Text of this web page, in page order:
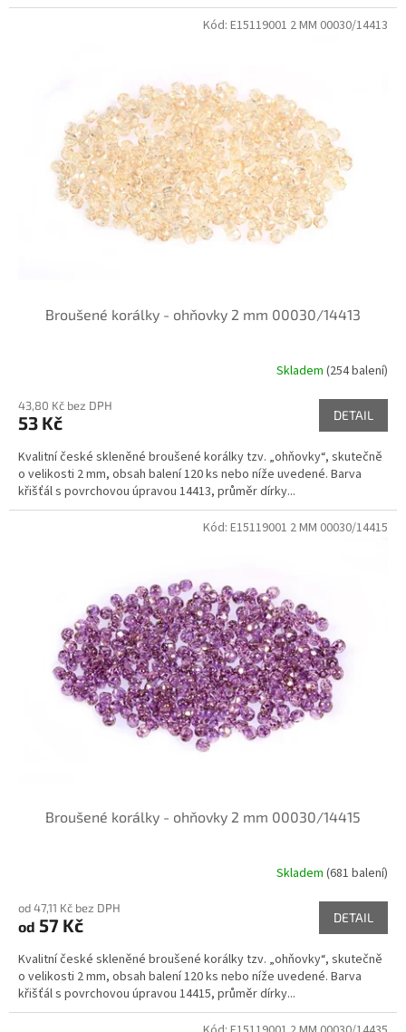
Broušené korálky - ohňovky 2 mm 00030/14413
Skladem (254 balení)
43,80 Kč bez DPH
53 Kč DETAIL
Kvalitní české skleněné broušené korálky tzv. „ohňovky“, skutečně
o velikosti 2 mm, obsah balení 120 ks nebo níže uvedené. Barva
křišťál s povrchovou úpravou 14413, průměr dírky...
Kód: E15119001 2 MM 00030/14413
Broušené korálky - ohňovky 2 mm 00030/14415
Skladem (681 balení)
od 47,11 Kč bez DPH
od 57 Kč DETAIL
Kvalitní české skleněné broušené korálky tzv. „ohňovky“, skutečně
o velikosti 2 mm, obsah balení 120 ks nebo níže uvedené. Barva
křišťál s povrchovou úpravou 14415, průměr dírky...
Kód: E15119001 2 MM 00030/14415